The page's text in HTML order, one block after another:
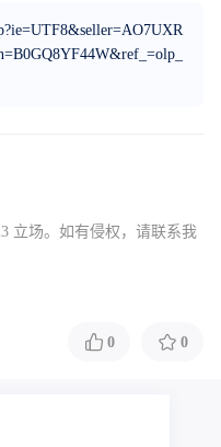
立场。如有侵权，请联系我
0 0